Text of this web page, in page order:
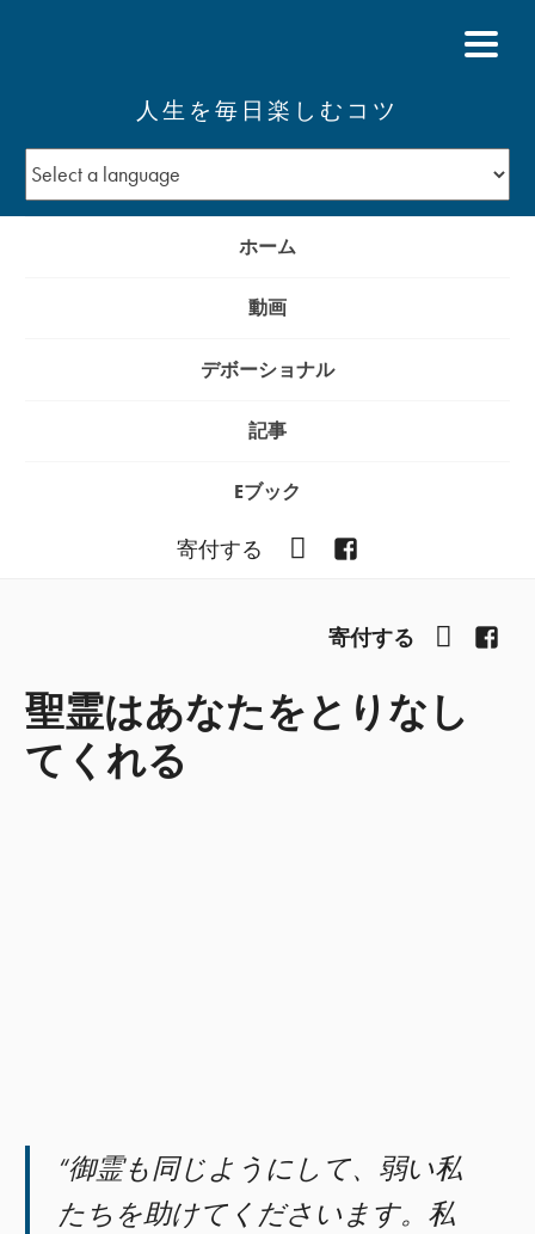
人生を毎日楽しむコツ
ホーム
動画
デボーショナル
記事
Eブック
寄付する YouTubeFacebook
寄付する
聖霊はあなたをとりなし
てくれる
“御霊も同じようにして、弱い私
たちを助けてくださいます。私